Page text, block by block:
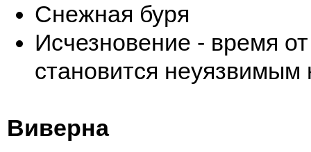
Снежная буря
Исчезновение - время
становится неуязвимым
Виверна